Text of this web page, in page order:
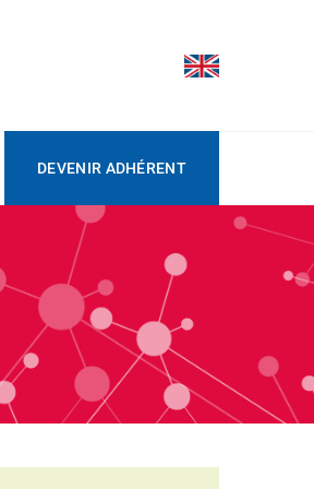
DEVENIR ADHÉRENT